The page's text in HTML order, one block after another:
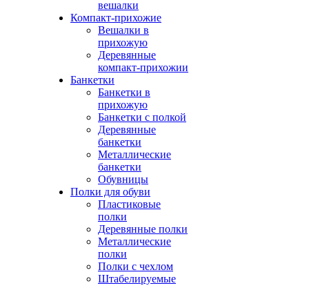
вешалки
Компакт-прихожие
Вешалки в
прихожую
Деревянные
компакт-прихожии
Банкетки
Банкетки в
прихожую
Банкетки с полкой
Деревянные
банкетки
Металлические
банкетки
Обувницы
Полки для обуви
Пластиковые
полки
Деревянные полки
Металлические
полки
Полки с чехлом
Штабелируемые